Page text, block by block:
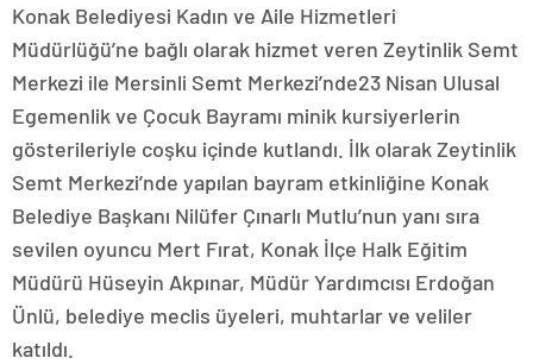
Konak Belediyesi Kadın ve Aile Hizmetleri
Müdürlüğü’ne bağlı olarak hizmet veren Zeytinlik Semt
Merkezi ile Mersinli Semt Merkezi’nde23 Nisan Ulusal
Egemenlik ve Çocuk Bayramı minik kursiyerlerin
gösterileriyle coşku içinde kutlandı. İlk olarak Zeytinlik
Semt Merkezi’nde yapılan bayram etkinliğine Konak
Belediye Başkanı Nilüfer Çınarlı Mutlu’nun yanı sıra
sevilen oyuncu Mert Fırat, Konak İlçe Halk Eğitim
Müdürü Hüseyin Akpınar, Müdür Yardımcısı Erdoğan
Ünlü, belediye meclis üyeleri, muhtarlar ve veliler
katıldı.